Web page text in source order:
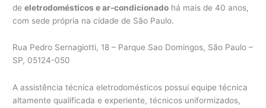
deeletrodomésticos e ar-condicionado há mais de 40 anos,
com sede própria na cidade de São Paulo.
Rua Pedro Sernagiotti, 18 – Parque Sao Domingos, São Paulo –
SP, 05124-050
A assistência técnica eletrodomésticos possui equipe técnica
altamente qualificada e experiente, técnicos uniformizados,